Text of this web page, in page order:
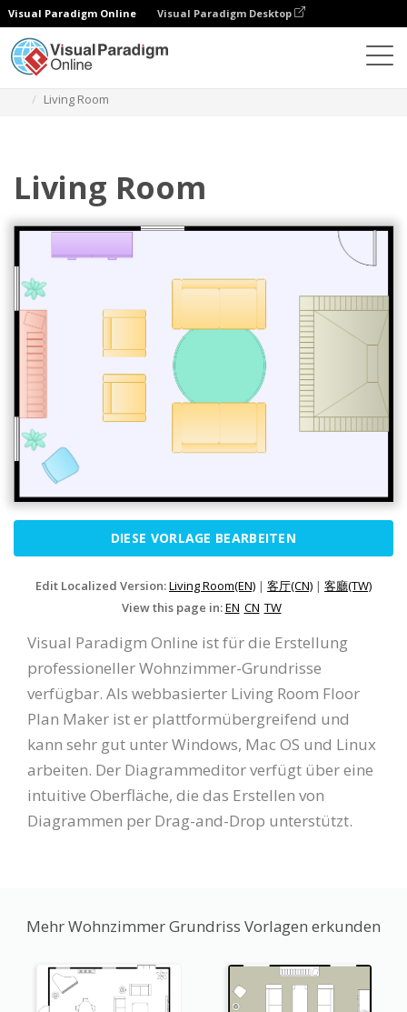
Visual Paradigm Online Visual Paradigm Desktop
Living Room
Living Room
DIESE VORLAGE BEARBEITEN
Edit Localized Version:Living Room(EN) | 客厅(CN) | 客廳(TW)
View this page in:EN CN TW
Visual Paradigm Online ist für die Erstellung
professioneller Wohnzimmer-Grundrisse
verfügbar. Als webbasierter Living Room Floor
Plan Maker ist er plattformübergreifend und
kann sehr gut unter Windows, Mac OS und Linux
arbeiten. Der Diagrammeditor verfügt über eine
intuitive Oberfläche, die das Erstellen von
Diagrammen per Drag-and-Drop unterstützt.
Mehr Wohnzimmer Grundriss Vorlagen erkunden